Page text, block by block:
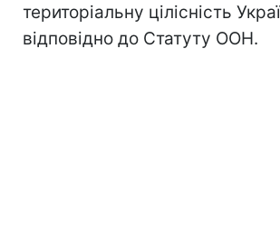
територіальну цілісність
відповідно до Статуту ООН.